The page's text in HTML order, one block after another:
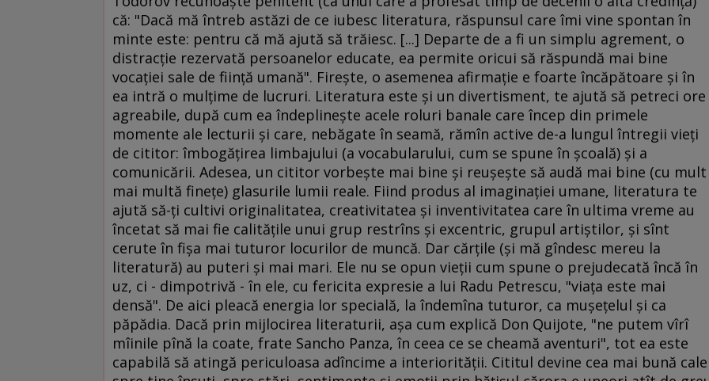
că: "Dacă mă întreb astăzi de ce iubesc literatura, răspunsul care îmi vine spontan în
minte este: pentru că mă ajută să trăiesc. [...] Departe de a fi un simplu agrement, o
distracţie rezervată persoanelor educate, ea permite oricui să răspundă mai bine
vocaţiei sale de fiinţă umană". Fireşte, o asemenea afirmaţie e foarte încăpătoare şi în
ea intră o mulţime de lucruri. Literatura este şi un divertisment, te ajută să petreci ore
agreabile, după cum ea îndeplineşte acele roluri banale care încep din primele
momente ale lecturii şi care, nebăgate în seamă, rămîn active de-a lungul întregii vieţi
de cititor: îmbogăţirea limbajului (a vocabularului, cum se spune în şcoală) şi a
comunicării. Adesea, un cititor vorbeşte mai bine şi reuşeşte să audă mai bine (cu mult
mai multă fineţe) glasurile lumii reale. Fiind produs al imaginaţiei umane, literatura te
ajută să-ţi cultivi originalitatea, creativitatea şi inventivitatea care în ultima vreme au
încetat să mai fie calităţile unui grup restrîns şi excentric, grupul artiştilor, şi sînt
cerute în fişa mai tuturor locurilor de muncă. Dar cărţile (şi mă gîndesc mereu la
literatură) au puteri şi mai mari. Ele nu se opun vieţii cum spune o prejudecată încă în
uz, ci - dimpotrivă - în ele, cu fericita expresie a lui Radu Petrescu, "viaţa este mai
densă". De aici pleacă energia lor specială, la îndemîna tuturor, ca muşeţelul şi ca
păpădia. Dacă prin mijlocirea literaturii, aşa cum explică Don Quijote, "ne putem vîrî
mîinile pînă la coate, frate Sancho Panza, în ceea ce se cheamă aventuri", tot ea este
capabilă să atingă periculoasa adîncime a interiorităţii. Cititul devine cea mai bună cale